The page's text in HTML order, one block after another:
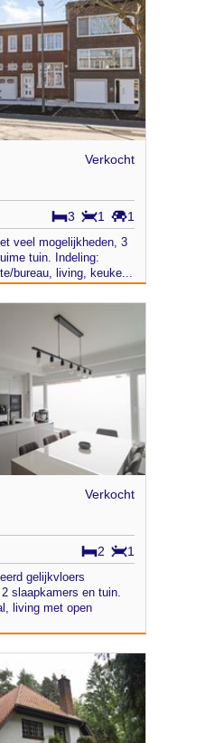
Verkocht
1
1
3
veel mogelijkheden, 3
tuin. Indeling:
bureau, living, keuke...
Verkocht
1
2
gelijkvloers
slaapkamers en tuin.
living met open